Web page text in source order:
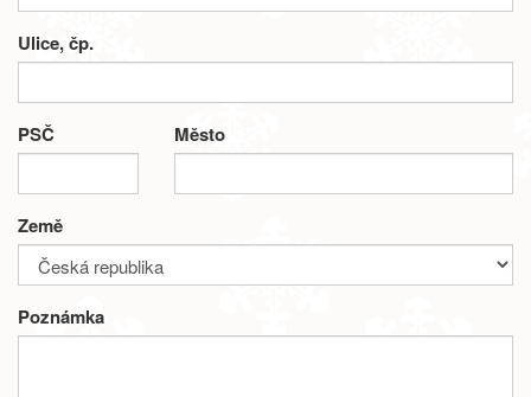
Ulice, čp.
PSČ Město
Země
Poznámka